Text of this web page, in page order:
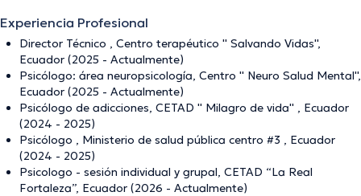
Experiencia Profesional
Director Técnico , Centro terapéutico '' Salvando Vidas'',
Ecuador (2025 - Actualmente)
Psicólogo: área neuropsicología, Centro '' Neuro Salud Mental'',
Ecuador (2025 - Actualmente)
Psicólogo de adicciones, CETAD '' Milagro de vida'' , Ecuador
(2024 - 2025)
Psicólogo , Ministerio de salud pública centro #3 , Ecuador
(2024 - 2025)
Psicologo - sesión individual y grupal, CETAD “La Real
Fortaleza”, Ecuador (2026 - Actualmente)